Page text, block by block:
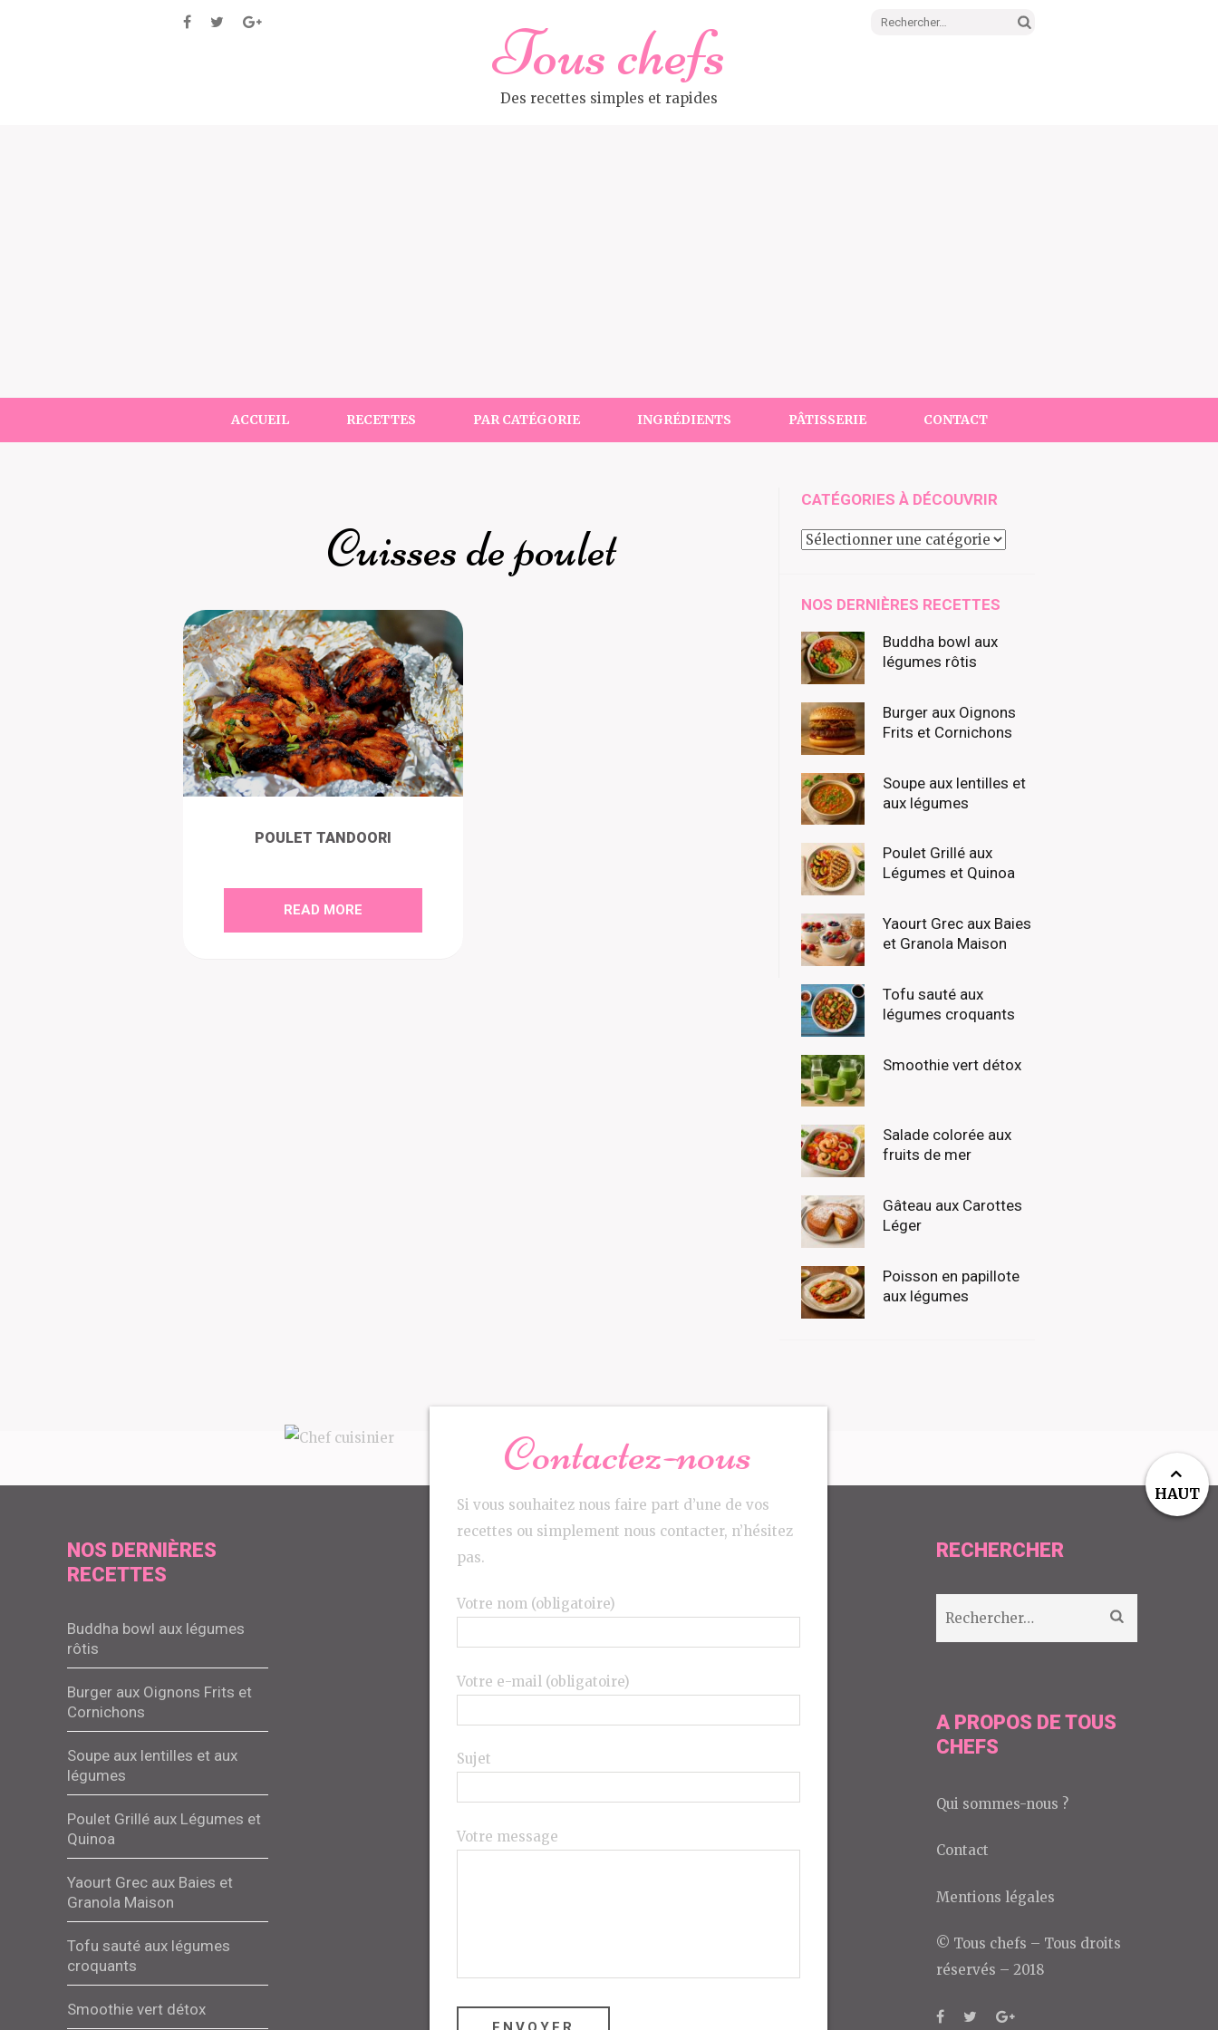
Rechercher :
Tous chefs
Des recettes simples et rapides
ACCUEIL RECETTES PAR CATÉGORIE INGRÉDIENTS PÂTISSERIE CONTACT
Cuisses de poulet
POULET TANDOORI
READ MORE
CATÉGORIES À DÉCOUVRIR
Catégories
NOS DERNIÈRES RECETTES
Buddha bowl aux
légumes rôtis
Burger aux Oignons
Frits et Cornichons
Soupe aux lentilles et
aux légumes
Poulet Grillé aux
Légumes et Quinoa
Yaourt Grec aux Baies
et Granola Maison
Tofu sauté aux
légumes croquants
Smoothie vert détox
Salade colorée aux
fruits de mer
Gâteau aux Carottes
Léger
Poisson en papillote
aux légumes
NOS DERNIÈRES
RECETTES
Buddha bowl aux légumes
rôtis
Burger aux Oignons Frits et
Cornichons
Soupe aux lentilles et aux
légumes
Poulet Grillé aux Légumes et
Quinoa
Yaourt Grec aux Baies et
Granola Maison
Tofu sauté aux légumes
croquants
Smoothie vert détox
Contactez-nous
Si vous souhaitez nous faire part d’une de vos
recettes ou simplement nous contacter, n’hésitez
pas.
Votre nom (obligatoire)
Votre e-mail (obligatoire)
Sujet
Votre message
RECHERCHER
A PROPOS DE TOUS
CHEFS
Qui sommes-nous ?
Contact
Mentions légales
© Tous chefs – Tous droits
réservés – 2018
HAUT